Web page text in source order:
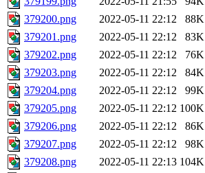
379200.png
2022-05-11 22:12
88K
379201.png
2022-05-11 22:12
83K
379202.png
2022-05-11 22:12
76K
379203.png
2022-05-11 22:12
84K
379204.png
2022-05-11 22:12
99K
379205.png
2022-05-11 22:12 100K
379206.png
2022-05-11 22:12
86K
379207.png
2022-05-11 22:12
98K
379208.png
2022-05-11 22:13 104K